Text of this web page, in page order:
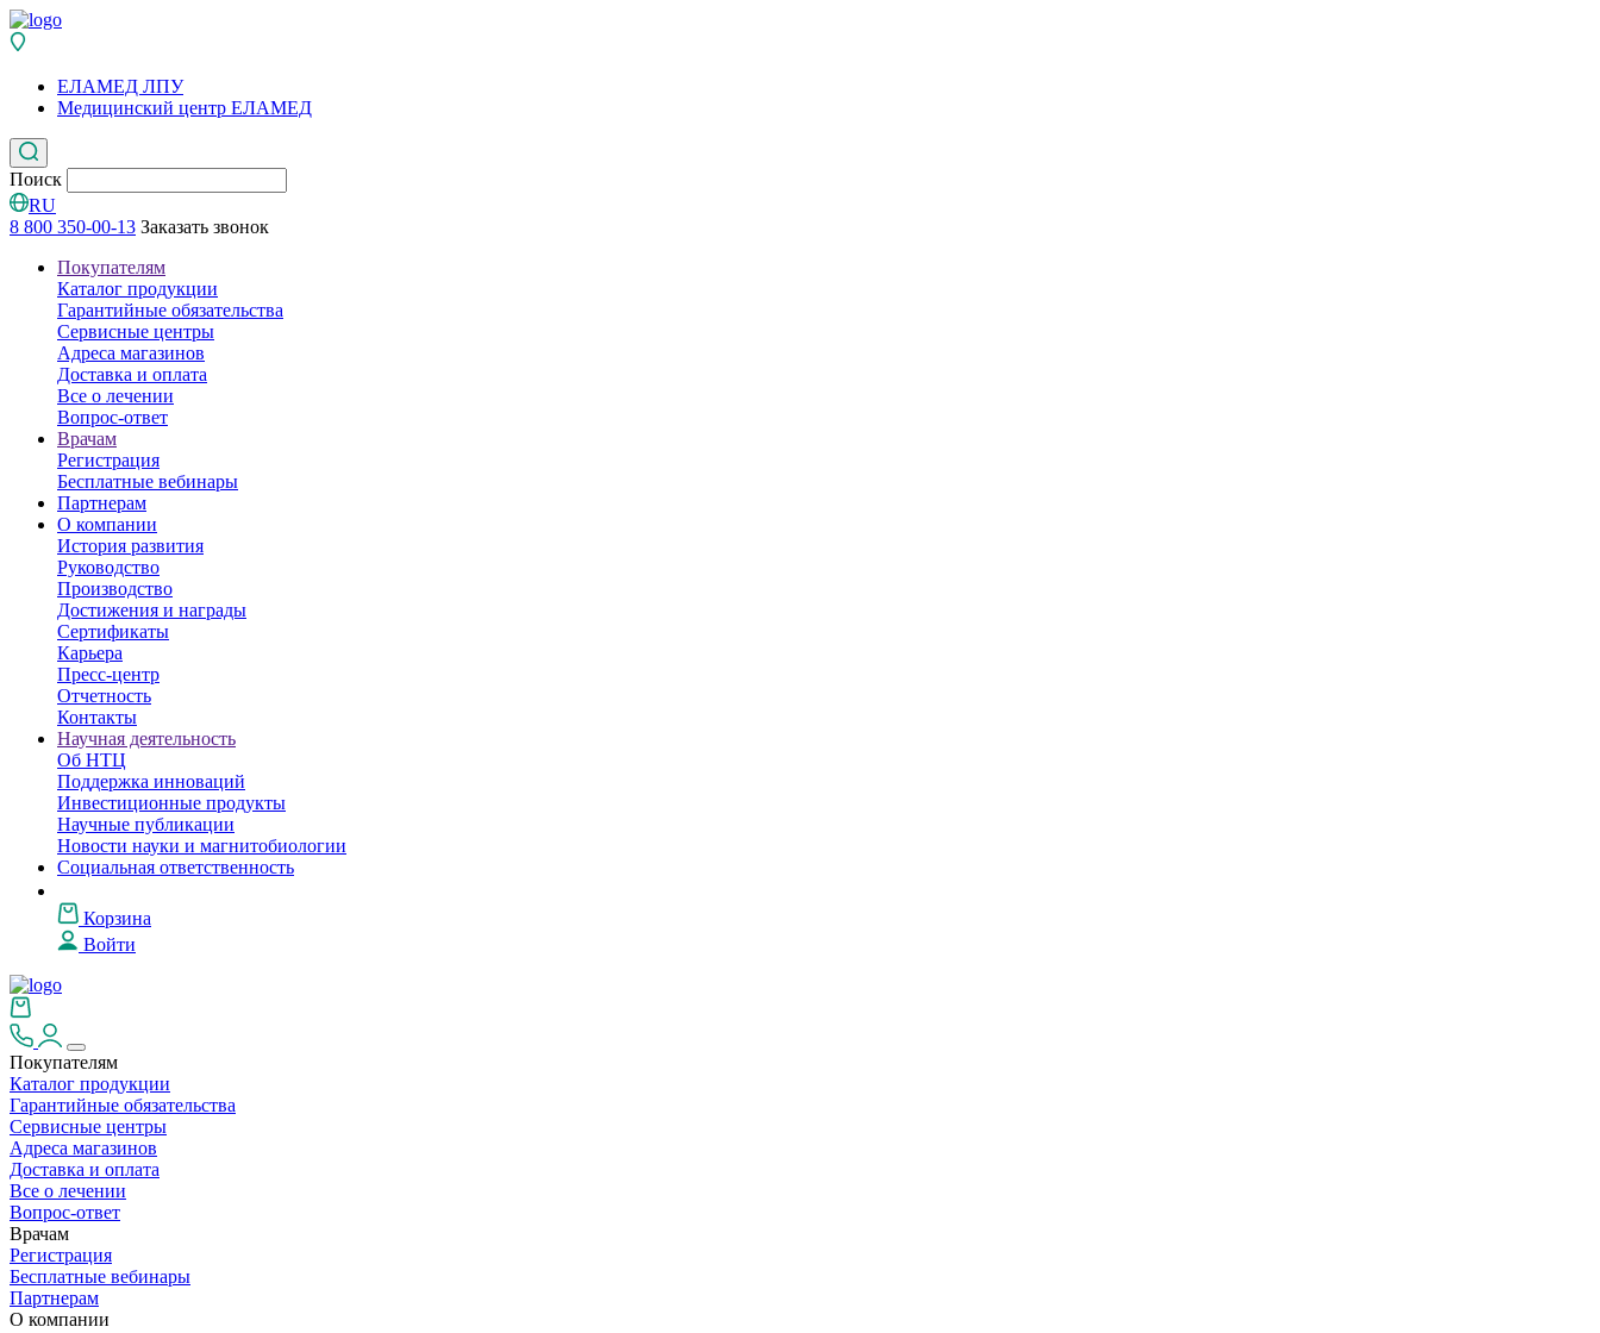
ЕЛАМЕД ЛПУ
Медицинский центр ЕЛАМЕД
Поиск
RU
8 800 350-00-13 Заказать звонок
Покупателям
Каталог продукции
Гарантийные обязательства
Сервисные центры
Адреса магазинов
Доставка и оплата
Все о лечении
Вопрос-ответ
Врачам
Регистрация
Бесплатные вебинары
Партнерам
О компании
История развития
Руководство
Производство
Достижения и награды
Сертификаты
Карьера
Пресс-центр
Отчетность
Контакты
Научная деятельность
Об НТЦ
Поддержка инноваций
Инвестиционные продукты
Научные публикации
Новости науки и магнитобиологии
Социальная ответственность
Корзина
Войти
Покупателям
Каталог продукции
Гарантийные обязательства
Сервисные центры
Адреса магазинов
Доставка и оплата
Все о лечении
Вопрос-ответ
Врачам
Регистрация
Бесплатные вебинары
Партнерам
О компании